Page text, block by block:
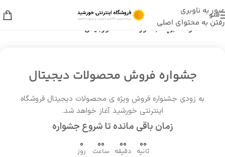
عبور به ناوبری
رفتن به محتوای اصلی
منو
خانه/ محصولات برچسب خورده “625 اورجینال”
جشواره فروش محصولات دیجیتال
به زودی جشنواره فروش ویژه ی محصولات دیجیتال فروشگاه
اینترنتی خورشید آغاز خواهد شد.
زمان باقی مانده تا شروع جشواره
0
روز
00
ساعت
00
دقیقه
00
ثانیه